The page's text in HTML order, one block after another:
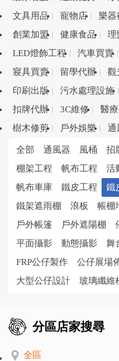
文具用品
寵物店 樂器
創業加盟
健康食品 理
LED燈飾工程
汽車買賣
寢具買賣
留學代辦 觀
印刷出版
污水處理設施
扣牌代辦
3C維修 醫
樹木修剪
戶外娛樂 通
全部 通風器 風桶 招
棚架工程
帆布工程 活
帆布車庫
鐵皮工程 鐵
鐵架遮雨棚
浪板 帳棚
戶外帳篷
戶外遮陽棚
平面攝影
動態攝影 舞
FRP公仔製作
公仔展場
大型公仔設計
玻璃纖維
分區店家搜尋
全區